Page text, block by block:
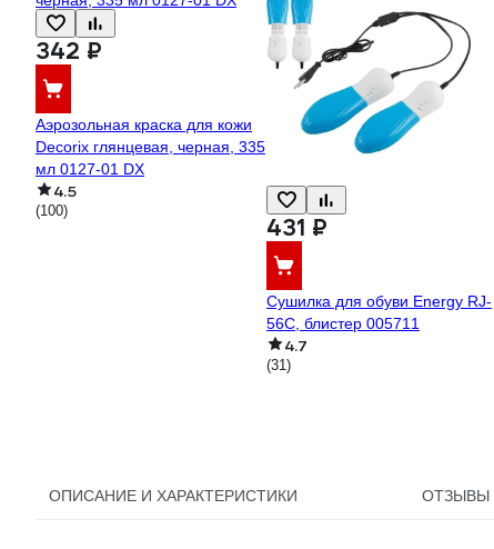
342 ₽
Аэрозольная краска для кожи
Decorix глянцевая, черная, 335
мл 0127-01 DX
4.5
(100)
431 ₽
Сушилка для обуви Energy RJ-
56С, блистер 005711
4.7
(31)
ОПИСАНИЕ И ХАРАКТЕРИСТИКИ ОТЗЫВЫ